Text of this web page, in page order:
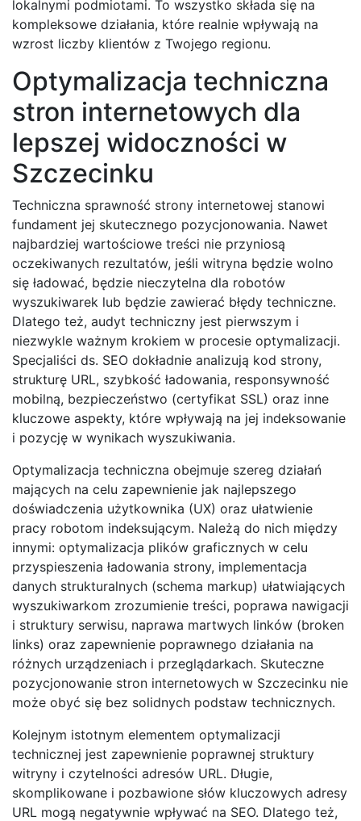
lokalnymi podmiotami. To wszystko składa się na
kompleksowe działania, które realnie wpływają na
wzrost liczby klientów z Twojego regionu.
Optymalizacja techniczna
stron internetowych dla
lepszej widoczności w
Szczecinku
Techniczna sprawność strony internetowej stanowi
fundament jej skutecznego pozycjonowania. Nawet
najbardziej wartościowe treści nie przyniosą
oczekiwanych rezultatów, jeśli witryna będzie wolno
się ładować, będzie nieczytelna dla robotów
wyszukiwarek lub będzie zawierać błędy techniczne.
Dlatego też, audyt techniczny jest pierwszym i
niezwykle ważnym krokiem w procesie optymalizacji.
Specjaliści ds. SEO dokładnie analizują kod strony,
strukturę URL, szybkość ładowania, responsywność
mobilną, bezpieczeństwo (certyfikat SSL) oraz inne
kluczowe aspekty, które wpływają na jej indeksowanie
i pozycję w wynikach wyszukiwania.
Optymalizacja techniczna obejmuje szereg działań
mających na celu zapewnienie jak najlepszego
doświadczenia użytkownika (UX) oraz ułatwienie
pracy robotom indeksującym. Należą do nich między
innymi: optymalizacja plików graficznych w celu
przyspieszenia ładowania strony, implementacja
danych strukturalnych (schema markup) ułatwiających
wyszukiwarkom zrozumienie treści, poprawa nawigacji
i struktury serwisu, naprawa martwych linków (broken
links) oraz zapewnienie poprawnego działania na
różnych urządzeniach i przeglądarkach. Skuteczne
pozycjonowanie stron internetowych w Szczecinku nie
może obyć się bez solidnych podstaw technicznych.
Kolejnym istotnym elementem optymalizacji
technicznej jest zapewnienie poprawnej struktury
witryny i czytelności adresów URL. Długie,
skomplikowane i pozbawione słów kluczowych adresy
URL mogą negatywnie wpływać na SEO. Dlatego też,